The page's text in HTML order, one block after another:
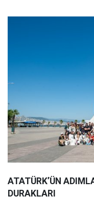
ATATÜRK’ÜN
DURAKLARI